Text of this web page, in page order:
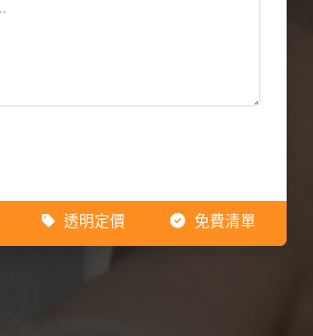
透明定價 免費清單